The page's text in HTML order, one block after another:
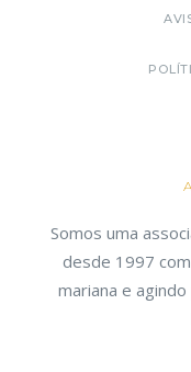
Somos uma
desde 1997
mariana e